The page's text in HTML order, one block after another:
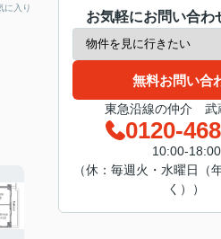
に入り
お気軽にお問い合わ
無料お問い合
東急沿線の仲介 武
0120-
10:00-18:00
（休：毎週火・水曜日（
く））